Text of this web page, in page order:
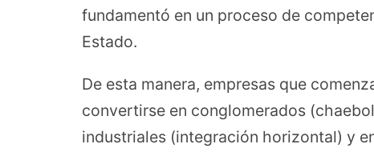
fundamentó en un proceso de
Estado.
De esta manera, empresas que
convertirse en conglomerados
industriales (integración horizontal) y